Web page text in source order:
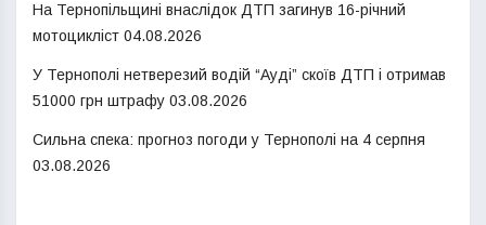
На Тернопільщині внаслідок ДТП загинув 16-річний
мотоцикліст 04.08.2026
У Тернополі нетверезий водій “Ауді” скоїв ДТП і отримав
51000 грн штрафу 03.08.2026
Сильна спека: прогноз погоди у Тернополі на 4 серпня
03.08.2026